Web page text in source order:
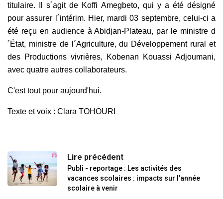
titulaire. Il s´agit de Koffi Amegbeto, qui y a été désigné
pour assurer l´intérim. Hier, mardi 03 septembre, celui-ci a
été reçu en audience à Abidjan-Plateau, par le ministre d
´État, ministre de l´Agriculture, du Développement rural et
des Productions vivrières, Kobenan Kouassi Adjoumani,
avec quatre autres collaborateurs.
C'est tout pour aujourd'hui.
Texte et voix : Clara TOHOURI
Lire précédent
Publi - reportage : Les activités des
vacances scolaires : impacts sur l’année
scolaire à venir